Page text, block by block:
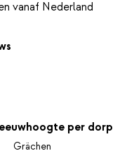
per dorp
Grächen